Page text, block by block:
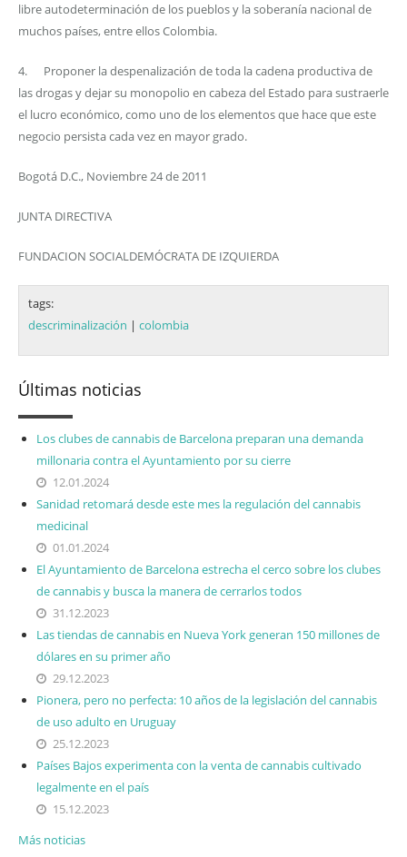
libre autodeterminación de los pueblos y la soberanía nacional de
muchos países, entre ellos Colombia.
4. Proponer la despenalización de toda la cadena productiva de
las drogas y dejar su monopolio en cabeza del Estado para sustraerle
el lucro económico, como uno de los elementos que hace que este
negocio persista cada vez en mayor grado.
Bogotá D.C., Noviembre 24 de 2011
JUNTA DIRECTIVA
FUNDACION SOCIALDEMÓCRATA DE IZQUIERDA
tags:
descriminalización | colombia
Últimas noticias
Los clubes de cannabis de Barcelona preparan una demanda
millonaria contra el Ayuntamiento por su cierre
12.01.2024
Sanidad retomará desde este mes la regulación del cannabis
medicinal
01.01.2024
El Ayuntamiento de Barcelona estrecha el cerco sobre los clubes
de cannabis y busca la manera de cerrarlos todos
31.12.2023
Las tiendas de cannabis en Nueva York generan 150 millones de
dólares en su primer año
29.12.2023
Pionera, pero no perfecta: 10 años de la legislación del cannabis
de uso adulto en Uruguay
25.12.2023
Países Bajos experimenta con la venta de cannabis cultivado
legalmente en el país
15.12.2023
Más noticias